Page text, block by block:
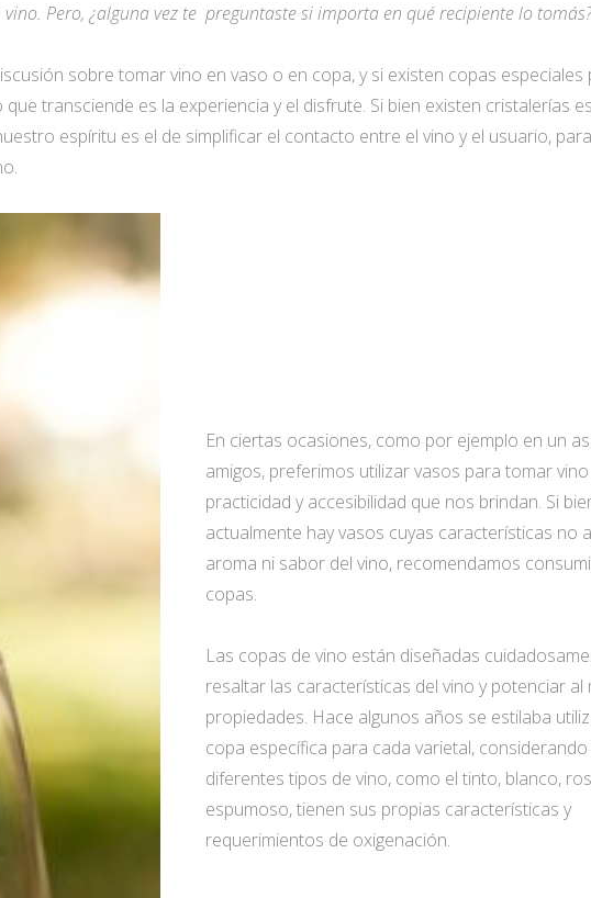
Pero, ¿alguna vez te preguntaste si importa en qué recipiente lo
sobre tomar vino en vaso o en copa, y si existen copas especiales
transciende es la experiencia y el disfrute. Si bien existen cristalerías
espíritu es el de simplificar el contacto entre el vino y el usuario,
En ciertas ocasiones, como por ejemplo en un
amigos, preferimos utilizar vasos para tomar
practicidad y accesibilidad que nos brindan. Si
actualmente hay vasos cuyas características no
aroma ni sabor del vino, recomendamos
copas.
Las copas de vino están diseñadas
resaltar las características del vino y potenciar al
propiedades. Hace algunos años se estilaba
copa específica para cada varietal,
diferentes tipos de vino, como el tinto, blanco,
espumoso, tienen sus propias características y
requerimientos de oxigenación.